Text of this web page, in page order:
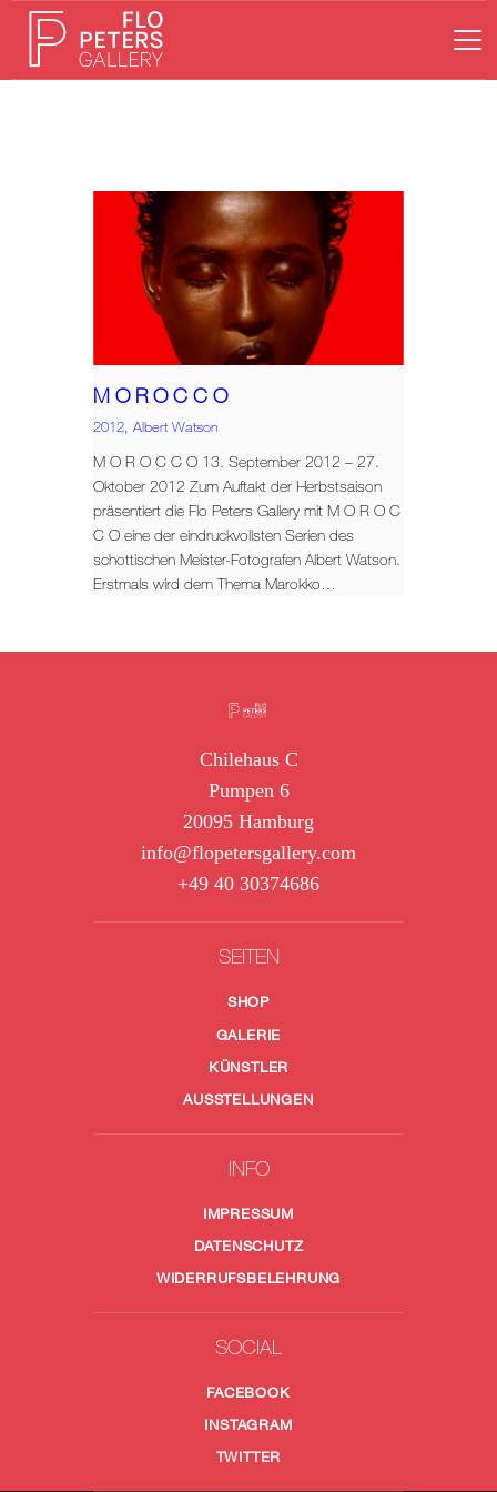
KÜNSTLER
AUSSTELLUNGEN
NEWS
ONLINESHOP
KONTAKT
M O R O C C O
2012, Albert Watson
M O R O C C O 13. September 2012 – 27.
Oktober 2012 Zum Auftakt der Herbstsaison
präsentiert die Flo Peters Gallery mit M O R O C
C O eine der eindruckvollsten Serien des
schottischen Meister-Fotografen Albert Watson.
Erstmals wird dem Thema Marokko…
Chilehaus C
Pumpen 6
20095 Hamburg
info@flopetersgallery.com
+49 40 30374686
SEITEN
SHOP
GALERIE
KÜNSTLER
AUSSTELLUNGEN
INFO
IMPRESSUM
DATENSCHUTZ
WIDERRUFSBELEHRUNG
SOCIAL
FACEBOOK
INSTAGRAM
TWITTER